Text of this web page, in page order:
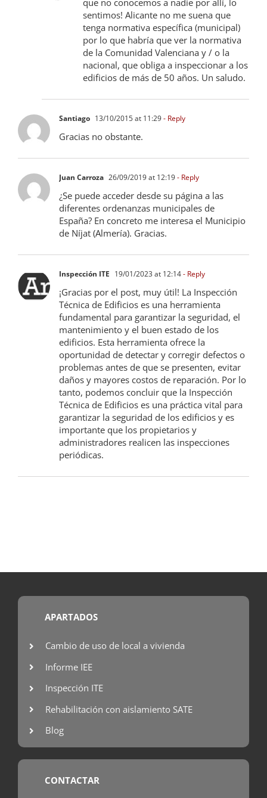
Buenos días Santiago. Pues la verdad es
que no conocemos a nadie por allí, lo
sentimos! Alicante no me suena que
tenga normativa específica (municipal)
por lo que habría que ver la normativa
de la Comunidad Valenciana y / o la
edificios de más de 50 años. Un saludo.
Santiago 13/10/2015 at 11:29
Gracias no obstante.
Juan Carroza 26/09/2019 at 12:19 - Reply
¿Se puede acceder desde su página a las
diferentes ordenanzas municipales de
España? En concreto me interesa el Municipio
de Níjat (Almería). Gracias.
Inspección ITE 19/01/2023 at 12:14 - Reply
¡Gracias por el post, muy útil! La Inspección
Técnica de Edificios es una herramienta
fundamental para garantizar la seguridad, el
mantenimiento y el buen estado de los
edificios. Esta herramienta ofrece la
oportunidad de detectar y corregir defectos o
problemas antes de que se presenten, evitar
daños y mayores costos de reparación. Por lo
tanto, podemos concluir que la Inspección
Técnica de Edificios es una práctica vital para
garantizar la seguridad de los edificios y es
importante que los propietarios y
administradores realicen las inspecciones
periódicas.
Cambio de uso de local a vivienda
Informe IEE
Inspección ITE
Rehabilitación con aislamiento SATE